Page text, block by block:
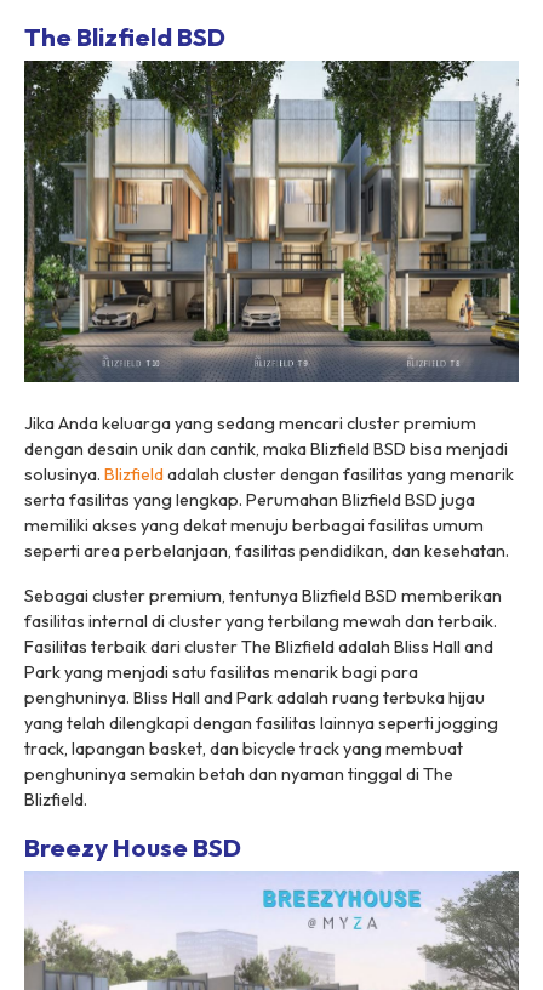
The Blizfield BSD
Jika Anda keluarga yang sedang mencari cluster premium
dengan desain unik dan cantik, maka Blizfield BSD bisa menjadi
solusinya. Blizfieldadalah cluster dengan fasilitas yang menarik
serta fasilitas yang lengkap. Perumahan Blizfield BSD juga
memiliki akses yang dekat menuju berbagai fasilitas umum
seperti area perbelanjaan, fasilitas pendidikan, dan kesehatan.
Sebagai cluster premium, tentunya Blizfield BSD memberikan
fasilitas internal di cluster yang terbilang mewah dan terbaik.
Fasilitas terbaik dari cluster The Blizfield adalah Bliss Hall and
Parkyang menjadi satu fasilitas menarik bagi para
penghuninya. Bliss Hall and Parkadalah ruang terbuka hijau
yang telah dilengkapi dengan fasilitas lainnya seperti jogging
track, lapangan basket, dan bicycle track yang membuat
penghuninya semakin betah dan nyaman tinggal di The
Blizfield.
Breezy House BSD